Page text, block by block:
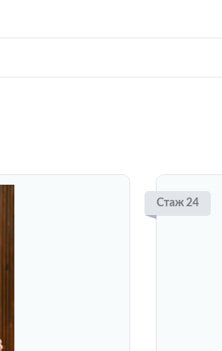
Стаж 24